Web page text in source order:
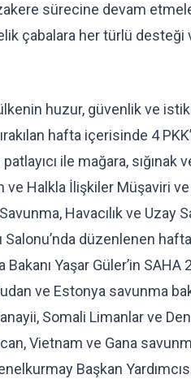
sürecine devam
çabalara her türlü desteği
huzur, güvenlik ve
hafta içerisinde 4
ile mağara, sığınak
ve Halkla İlişkiler Müşaviri ve
Havacılık ve Uzay
düzenlenen
Yaşar Güler’in SAHA
ve Estonya savunma
Somali Limanlar ve
Vietnam ve Gana
Başkan